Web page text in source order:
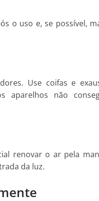
o uso e, se possível,
Use coifas e
aparelhos não
renovar o ar pela
da luz.